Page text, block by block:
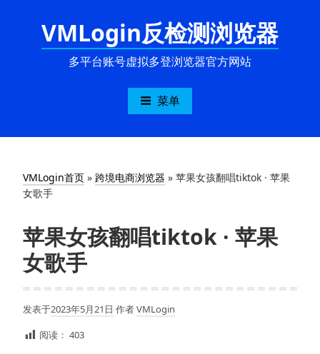
VMLogin反检测浏览器
多平台账号虚拟多登浏览器官方网站
菜单
VMLogin首页 » 跨境电商浏览器 » 苹果女孩翻唱tiktok · 苹果
女歌手
苹果女孩翻唱tiktok · 苹果
女歌手
发表于2023年5月21日 作者VMLogin
阅读： 403